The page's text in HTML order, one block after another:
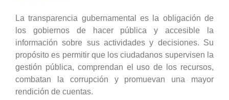
La transparencia gubernamental es la obligación de
los gobiernos de hacer pública y accesible la
información sobre sus actividades y decisiones. Su
propósito es permitir que los ciudadanos supervisen la
gestión pública, comprendan el uso de los recursos,
combatan la corrupción y promuevan una mayor
rendición de cuentas.